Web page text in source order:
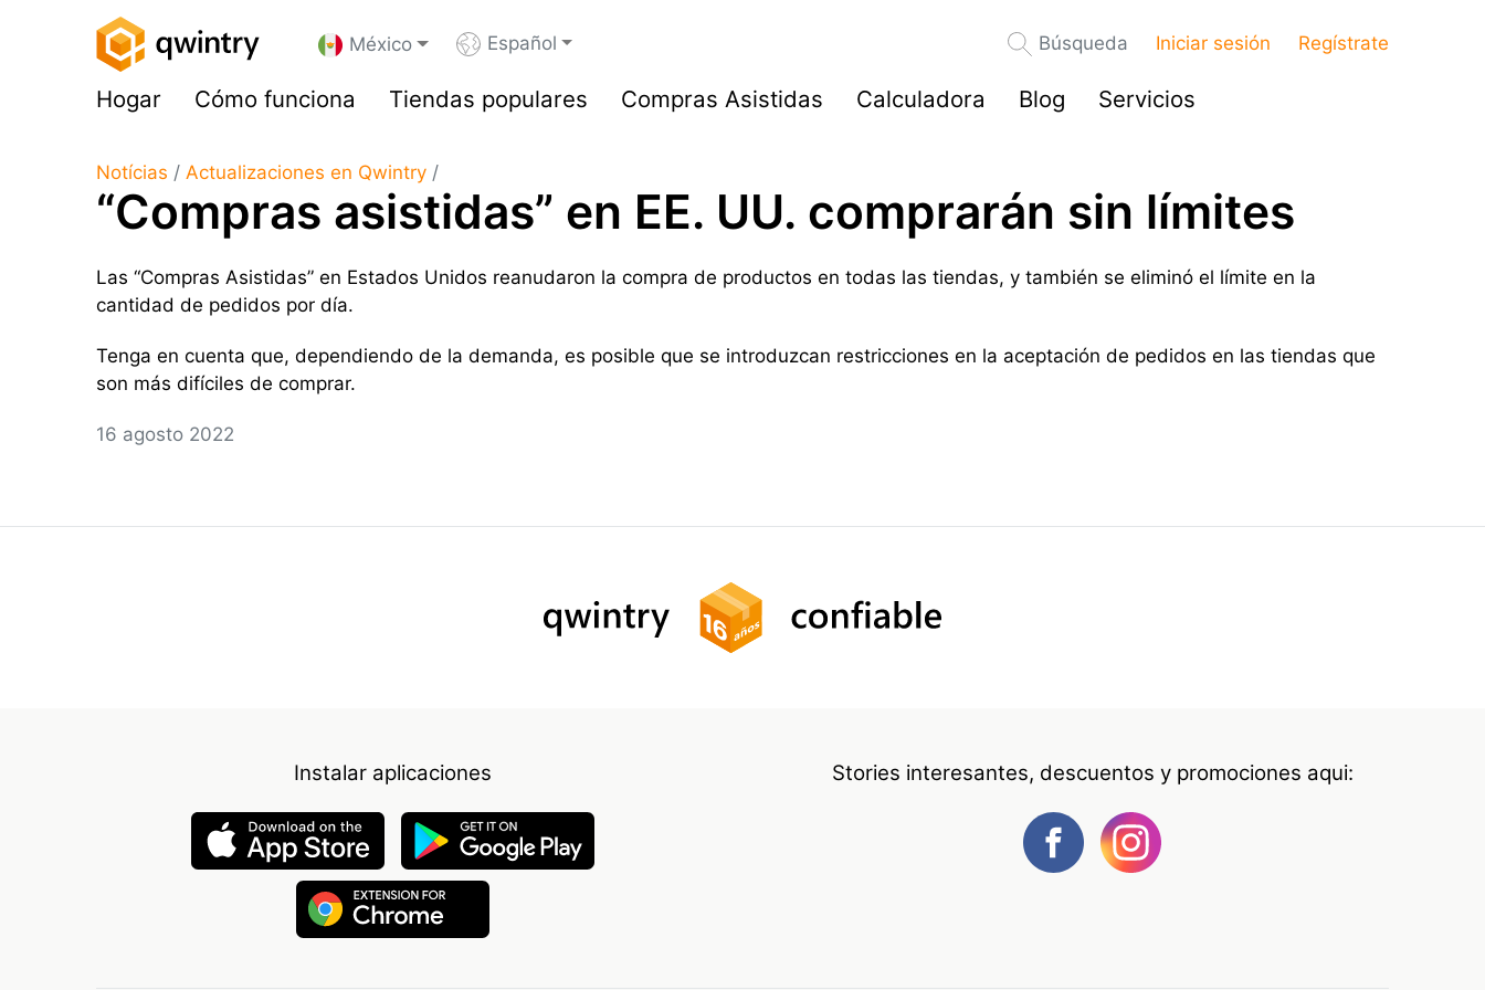
México Español Búsqueda Iniciar sesión Regístrate
Hogar Cómo funciona Tiendas populares Compras Asistidas Calculadora Blog Servicios
Notícias / Actualizaciones en Qwintry /
“Compras asistidas” en EE. UU. comprarán sin límites
Las “Compras Asistidas” en Estados Unidos reanudaron la compra de productos en todas las tiendas, y también se eliminó el límite en la
cantidad de pedidos por día.
Tenga en cuenta que, dependiendo de la demanda, es posible que se introduzcan restricciones en la aceptación de pedidos en las tiendas que
son más difíciles de comprar.
16 agosto 2022
Instalar aplicaciones Stories interesantes, descuentos y promociones aqui: